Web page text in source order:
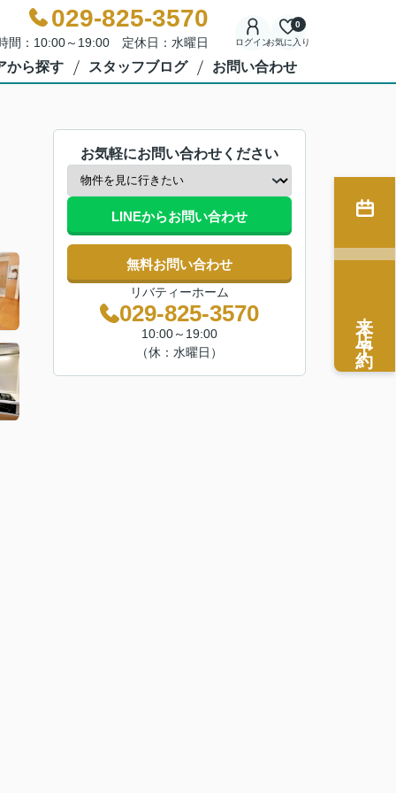
029-825-3570
間：10:00～19:00 定休日：水曜日 ログインお気に入り
0
から探す スタッフブログ お問い合わせ
お気軽にお問い合わせください
LINEからお問い合わせ
無料お問い合わせ
リバティーホーム
029-825-3570
10:00～19:00
（休：水曜日）
来店予約